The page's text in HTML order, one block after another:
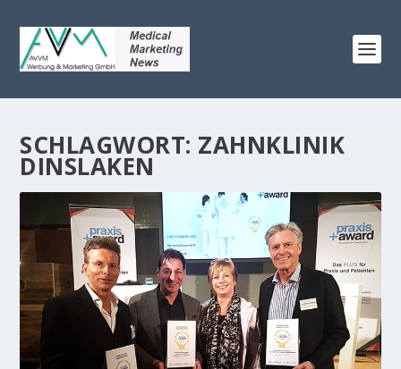
SCHLAGWORT: ZAHNKLINIK
DINSLAKEN